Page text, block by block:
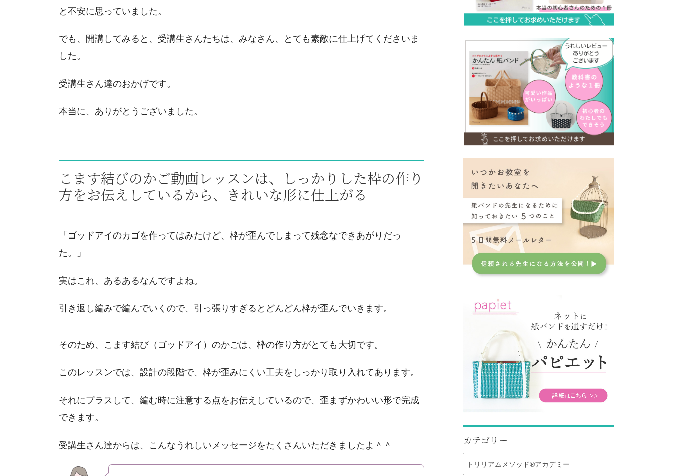
と不安に思っていました。
でも、開講してみると、受講生さんたちは、みなさん、とても素敵に仕上げてくださいま
した。
受講生さん達のおかげです。
本当に、ありがとうございました。
こます結びのかご動画レッスンは、しっかりした枠の作り
方をお伝えしているから、きれいな形に仕上がる
「ゴッドアイのカゴを作ってはみたけど、枠が歪んでしまって残念なできあがりだっ
た。」
実はこれ、あるあるなんですよね。
引き返し編みで編んでいくので、引っ張りすぎるとどんどん枠が歪んでいきます。
そのため、こます結び（ゴッドアイ）のかごは、枠の作り方がとても大切です。
このレッスンでは、設計の段階で、枠が歪みにくい工夫をしっかり取り入れてあります。
それにプラスして、編む時に注意する点をお伝えしているので、歪まずかわいい形で完成
できます。
受講生さん達からは、こんなうれしいメッセージをたくさんいただきましたよ＾＾ カテゴリー
トリリアムメソッド®アカデミー